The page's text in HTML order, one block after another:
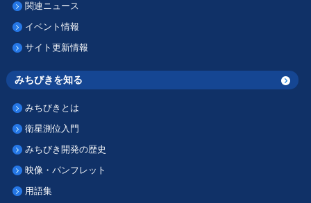
関連ニュース
イベント情報
サイト更新情報
みちびきを知る
みちびきとは
衛星測位入門
みちびき開発の歴史
映像・パンフレット
用語集